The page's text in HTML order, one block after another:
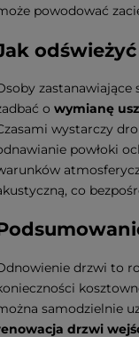
powodować
o wymianę
wystarczy
powłoki
co
drzwi to
samodzielnie
drzwi